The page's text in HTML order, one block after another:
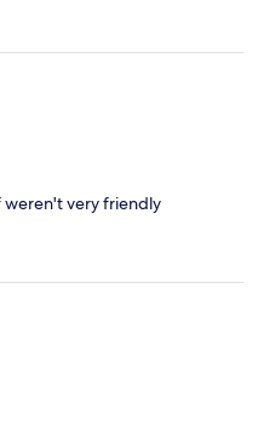
weren't very friendly